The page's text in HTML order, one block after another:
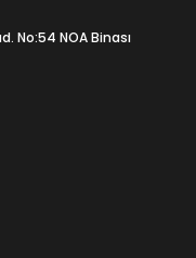
No:54 NOA Binası